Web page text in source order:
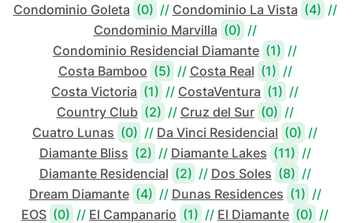
Condominio Goleta (0) // Condominio La Vista (4) //
Condominio Marvilla (0) //
Condominio Residencial Diamante (1) //
Costa Bamboo (5) // Costa Real (1) //
Costa Victoria (1) // CostaVentura (1) //
Country Club (2) // Cruz del Sur (0) //
Cuatro Lunas (0) // Da Vinci Residencial (0) //
Diamante Bliss (2) // Diamante Lakes (11) //
Diamante Residencial (2) // Dos Soles (8) //
Dream Diamante (4) // Dunas Residences (1) //
EOS (0) // El Campanario (1) // El Diamante (0) //